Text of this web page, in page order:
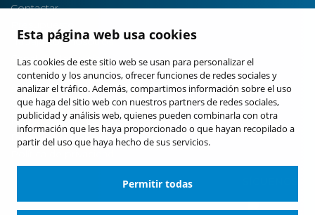
Esta página web usa cookies
Las cookies de este sitio web se usan para personalizar el
contenido y los anuncios, ofrecer funciones de redes sociales y
analizar el tráfico. Además, compartimos información sobre el uso
que haga del sitio web con nuestros partners de redes sociales,
publicidad y análisis web, quienes pueden combinarla con otra
información que les haya proporcionado o que hayan recopilado a
partir del uso que haya hecho de sus servicios.
Permitir todas
Contactar
Trabaja con nosotros
Canal de denuncias
Aviso Legal
Condiciones generales
Nuestras políticas
Política de cookies